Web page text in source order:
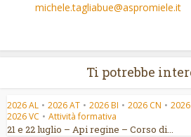
michele.tagliabue@aspromiele.it
Ti potrebbe
2026 AL • 2026 AT • 2026 BI • 2026 CN •
2026 VC • Attività formativa
21 e 22 luglio – Api regine – Corso di...